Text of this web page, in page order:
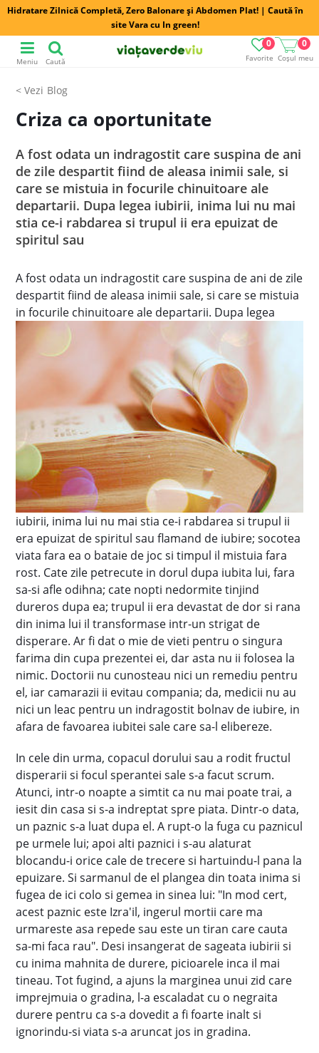
Hidratare Zilnică Completă, Zero Balonare și Abdomen Plat! | Caută în
site Vara cu In green!
Favorite
0
Coșul meu
0
Meniu Caută
Blog
Criza ca oportunitate
A fost odata un indragostit care suspina de ani
de zile despartit fiind de aleasa inimii sale, si
care se mistuia in focurile chinuitoare ale
departarii. Dupa legea iubirii, inima lui nu mai
stia ce-i rabdarea si trupul ii era epuizat de
spiritul sau
A fost odata un indragostit care suspina de ani de zile
despartit fiind de aleasa inimii sale, si care se mistuia
in focurile chinuitoareale departarii. Dupa legea
iubirii, inima lui nu mai stia ce-i rabdarea si trupul ii
era epuizat de spiritul sau flamand de iubire; socotea
viata fara ea o bataie de joc si timpul il mistuia fara
rost. Cate zile petrecute in dorul dupa iubita lui, fara
sa-si afle odihna; cate nopti nedormite tinjind
dureros dupa ea; trupul ii era devastat de dor si rana
din inima lui il transformase intr-un strigat de
disperare. Ar fi dat o mie de vieti pentru o singura
farima din cupa prezentei ei, dar asta nu ii folosea la
nimic. Doctorii nu cunosteau nici un remediu pentru
el, iar camarazii ii evitau compania; da, medicii nu au
nici un leac pentru un indragostit bolnav de iubire, in
afara de favoarea iubitei sale care sa-l elibereze.
In cele din urma, copacul dorului sau a rodit fructul
disperarii si focul sperantei sale s-a facut scrum.
Atunci, intr-o noapte a simtit ca nu mai poate trai, a
iesit din casa si s-a indreptat spre piata. Dintr-o data,
un paznic s-a luat dupa el. A rupt-o la fuga cu paznicul
pe urmele lui; apoi alti paznici i s-au alaturat
blocandu-i orice cale de trecere si hartuindu-l pana la
epuizare. Si sarmanul de el plangea din toata inima si
fugea de ici colo si gemea in sinea lui: "In mod cert,
acest paznic este Izra'il, ingerul mortii care ma
urmareste asa repede sau este un tiran care cauta
sa-mi faca rau". Desi insangerat de sageata iubirii si
cu inima mahnita de durere, picioarele inca il mai
tineau. Tot fugind, a ajuns la marginea unui zid care
imprejmuia o gradina, l-a escaladat cu o negraita
durere pentru ca s-a dovedit a fi foarte inalt si
ignorindu-si viata s-a aruncat jos in gradina.